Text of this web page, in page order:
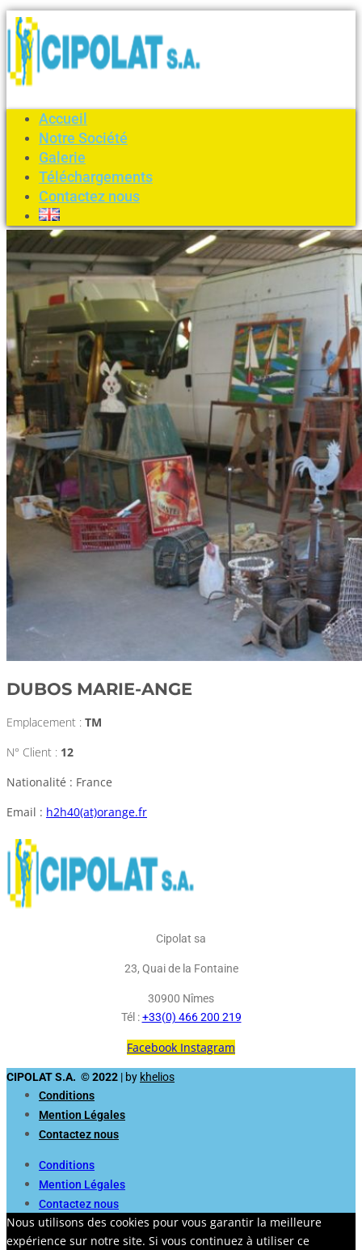
Accueil
Notre Société
Galerie
Téléchargements
Contactez nous
DUBOS MARIE-ANGE
Emplacement : TM
N° Client : 12
Nationalité : France
Email : h2h40(at)orange.fr
Cipolat sa
23, Quai de la Fontaine
30900 Nîmes
Tél :+33(0) 466 200 219
Facebook Instagram
CIPOLAT S.A. © 2022 | by khelios
Conditions
Mention Légales
Contactez nous
Conditions
Mention Légales
Contactez nous
Nous utilisons des cookies pour vous garantir la meilleure
expérience sur notre site. Si vous continuez à utiliser ce